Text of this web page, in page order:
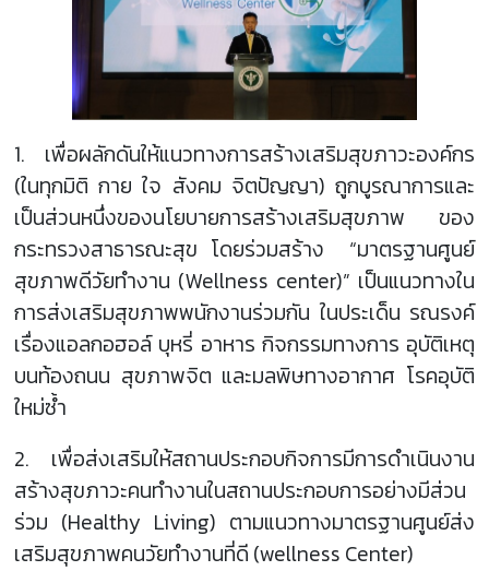
1. เพื่อผลักดันให้แนวทางการสร้างเสริมสุขภาวะองค์กร
(ในทุกมิติ กาย ใจ สังคม จิตปัญญา) ถูกบูรณาการและ
เป็นส่วนหนึ่งของนโยบายการสร้างเสริมสุขภาพ ของ
กระทรวงสาธารณะสุข โดยร่วมสร้าง “มาตรฐานศูนย์
สุขภาพดีวัยทำงาน (Wellness center)” เป็นแนวทางใน
การส่งเสริมสุขภาพพนักงานร่วมกัน ในประเด็น รณรงค์
เรื่องแอลกอฮอล์ บุหรี่ อาหาร กิจกรรมทางการ อุบัติเหตุ
บนท้องถนน สุขภาพจิต และมลพิษทางอากาศ โรคอุบัติ
ใหม่ซ้ำ
2. เพื่อส่งเสริมให้สถานประกอบกิจการมีการดำเนินงาน
สร้างสุขภาวะคนทำงานในสถานประกอบการอย่างมีส่วน
ร่วม (Healthy Living) ตามแนวทางมาตรฐานศูนย์ส่ง
เสริมสุขภาพคนวัยทำงานที่ดี (wellness Center)